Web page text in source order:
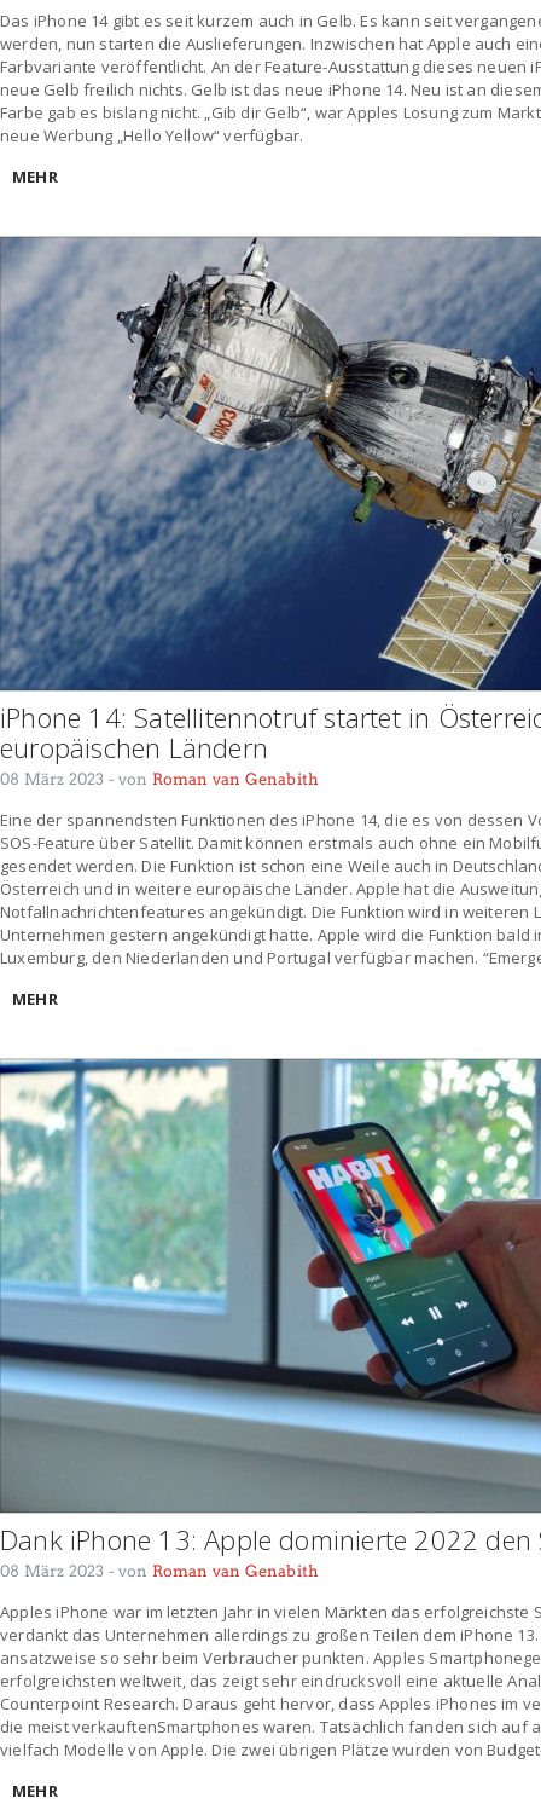
Das iPhone 14 gibt es seit kurzem auch in Gelb. Es kann seit
werden, nun starten die Auslieferungen. Inzwischen hat Apple auch
Farbvariante veröffentlicht. An der Feature-Ausstattung dieses neuen
neue Gelb freilich nichts. Gelb ist das neue iPhone 14. Neu ist an
Farbe gab es bislang nicht. „Gib dir Gelb“, war Apples Losung zum
neue Werbung „Hello Yellow“ verfügbar.
MEHR
iPhone 14: Satellitennotruf startet in
europäischen Ländern
08 März 2023 - von Roman van Genabith
Eine der spannendsten Funktionen des iPhone 14, die es von dessen
SOS-Feature über Satellit. Damit können erstmals auch ohne ein
gesendet werden. Die Funktion ist schon eine Weile auch in
Österreich und in weitere europäische Länder. Apple hat die
Notfallnachrichtenfeatures angekündigt. Die Funktion wird in weiteren
Unternehmen gestern angekündigt hatte. Apple wird die Funktion bald
Luxemburg, den Niederlanden und Portugal verfügbar machen.
MEHR
Dank iPhone 13: Apple dominierte 2022
08 März 2023 - von Roman van Genabith
Apples iPhone war im letzten Jahr in vielen Märkten das erfolgreichste
verdankt das Unternehmen allerdings zu großen Teilen dem iPhone
ansatzweise so sehr beim Verbraucher punkten. Apples
erfolgreichsten weltweit, das zeigt sehr eindrucksvoll eine aktuelle
Counterpoint Research. Daraus geht hervor, dass Apples iPhones im
die meist verkauftenSmartphones waren. Tatsächlich fanden sich auf
vielfach Modelle von Apple. Die zwei übrigen Plätze wurden von
MEHR